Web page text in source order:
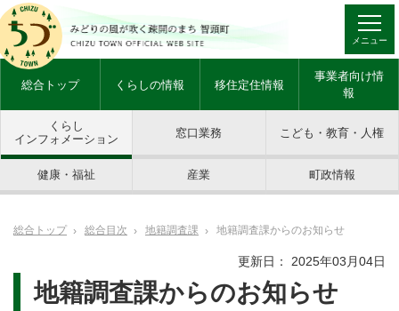
メニュー
総合トップ くらしの情報 移住定住情報
事業者向け情
報
くらし
インフォメーション
窓口業務 こども・教育・人権
健康・福祉 産業 町政情報
総合トップ 総合目次 地籍調査課 地籍調査課からのお知らせ
更新日： 2025年03月04日
地籍調査課からのお知らせ